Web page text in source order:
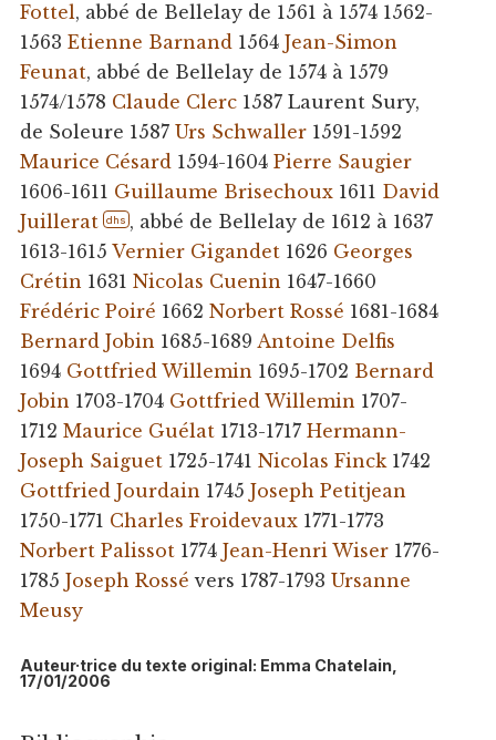
Fottel, abbé de Bellelay de 1561 à 1574 1562-
1563 Etienne Barnand1564 Jean-Simon
Feunat, abbé de Bellelay de 1574 à 1579
1574/1578 Claude Clerc1587 Laurent Sury,
de Soleure 1587 Urs Schwaller1591-1592
Maurice Césard1594-1604 Pierre Saugier
1606-1611 Guillaume Brisechoux1611 David
Juillerat
dhs , abbé de Bellelay de 1612 à 1637
1613-1615 Vernier Gigandet1626 Georges
Crétin 1631 Nicolas Cuenin 1647-1660
Frédéric Poiré 1662 Norbert Rossé 1681-1684
Bernard Jobin 1685-1689 Antoine Delfis
1694 Gottfried Willemin 1695-1702 Bernard
Jobin 1703-1704 Gottfried Willemin 1707-
1712 Maurice Guélat1713-1717 Hermann-
Joseph Saiguet1725-1741 Nicolas Finck1742
Gottfried Jourdain 1745 Joseph Petitjean
1750-1771 Charles Froidevaux1771-1773
Norbert Palissot1774 Jean-Henri Wiser1776-
1785 Joseph Rossé vers 1787-1793 Ursanne
Meusy
Auteur·trice du texte original: Emma Chatelain,
17/01/2006